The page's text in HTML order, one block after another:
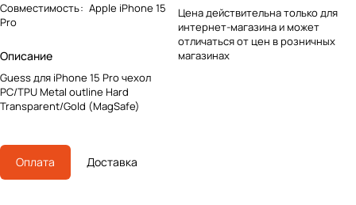
Совместимость: Apple iPhone 15
Pro
Описание
Guess для iPhone 15 Pro чехол
PC/TPU Metal outline Hard
Transparent/Gold (MagSafe)
Цена действительна только для
интернет-магазина и может
отличаться от цен в розничных
магазинах
Оплата Доставка